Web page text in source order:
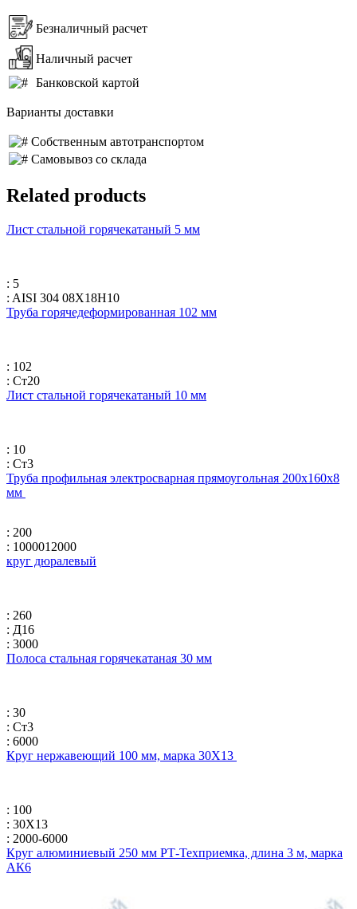
Безналичный расчет
Наличный расчет
Банковской картой
Варианты доставки
Собственным автотранспортом
Самовывоз со склада
Related products
Лист стальной горячекатаный 5 мм
: 5
: AISI 304 08Х18Н10
Труба горячедеформированная 102 мм
: 102
: Ст20
Лист стальной горячекатаный 10 мм
: 10
: Ст3
Труба профильная электросварная прямоугольная 200х160х8
мм
: 200
: 1000012000
круг дюралевый
: 260
: Д16
: 3000
Полоса стальная горячекатаная 30 мм
: 30
: Ст3
: 6000
Круг нержавеющий 100 мм, марка 30Х13
: 100
: 30Х13
: 2000-6000
Круг алюминиевый 250 мм РТ-Техприемка, длина 3 м, марка
АК6